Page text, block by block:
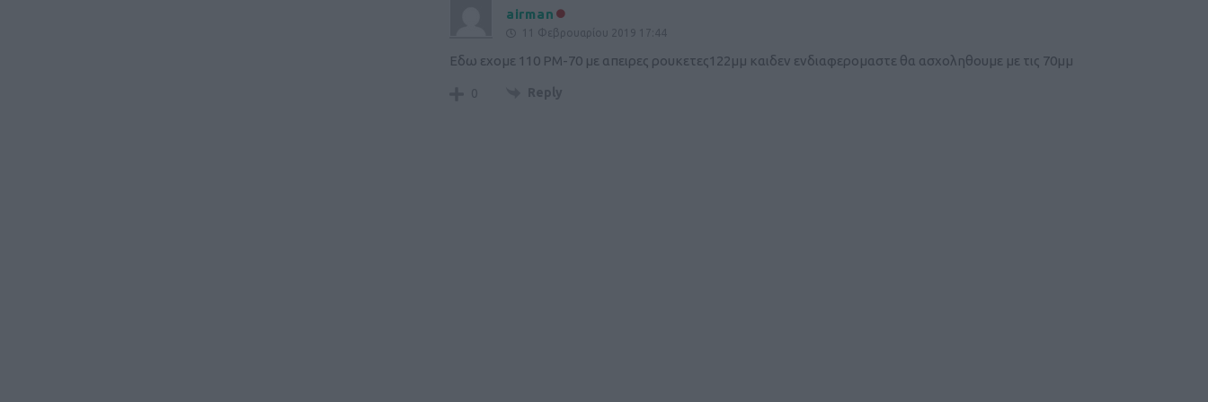
airman
11 Φεβρουαρίου 2019 17:44
Εδω εχομε 110 ΡΜ-70 με απειρες ρουκετες122μμ καιδεν ενδιαφερομαστε θα ασχοληθουμε με τις 70μμ
0 Reply